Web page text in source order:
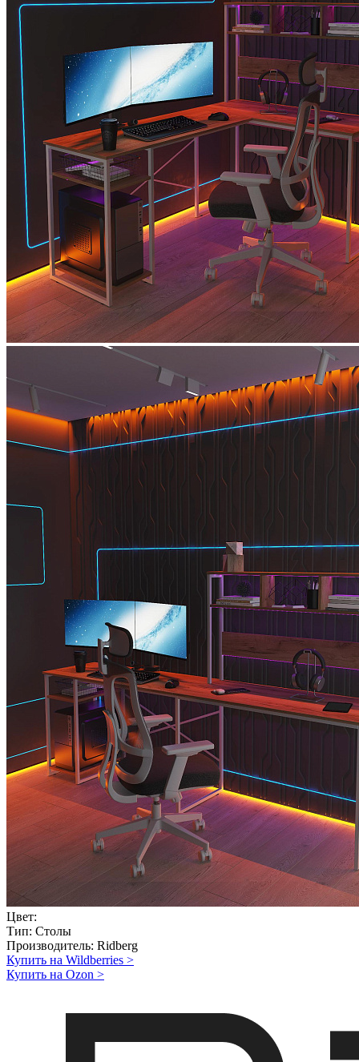
Цвет:
Тип: Столы
Производитель: Ridberg
Купить на Wildberries >
Купить на Ozon >